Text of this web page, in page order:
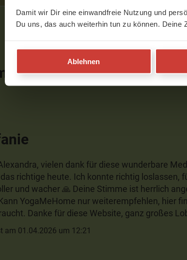
Damit wir Dir eine einwandfreie Nutzung und
Du uns, das auch weiterhin tun zu können.
Ablehnen
ausblenden
vielen dank für diese wunderbare
richtige heute. Ich konnte richtig loslassen,
und wacher 🙏 Deine Stimme ist herrlich
YogaMeHome nur weiterempfehlen, hier
Danke für diese Website, ganz großes
am 01.04.2026 um 12:21